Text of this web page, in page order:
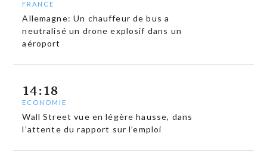
FRANCE
Allemagne: Un chauffeur de bus a
neutralisé un drone explosif dans un
aéroport
14:18
ECONOMIE
Wall Street vue en légère hausse, dans
l’attente du rapport sur l’emploi